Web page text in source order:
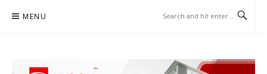
MENU